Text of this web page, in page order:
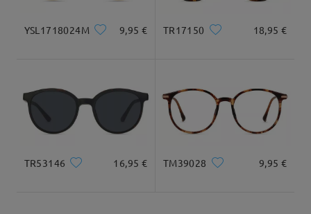
49mm/ 1.93plg. 18mm/ 0.71plg.
YSL1718024M 9,95 € TR17150 18,95 €
TR53146 16,95 € TM39028 9,95 €